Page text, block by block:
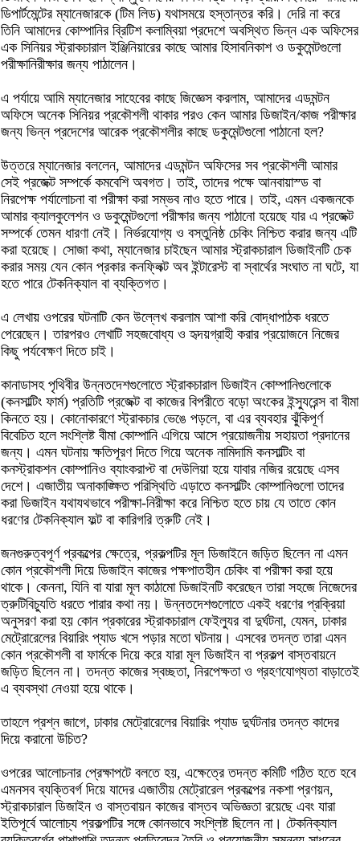
ডিপার্টমেন্টের ম্যানেজারকে (টিম লিড) যথাসময়ে হস্তান্তর করি। দেরি না করে
তিনি আমাদের কোম্পানির ব্রিটিশ কলাম্বিয়া প্রদেশে অবস্থিত ভিন্ন এক অফিসের
এক সিনিয়র স্ট্রাকচারাল ইঞ্জিনিয়ারের কাছে আমার হিসাবনিকাশ ও ডকুমেন্টগুলো
পরীক্ষানিরীক্ষার জন্য পাঠালেন।
এ পর্যায়ে আমি ম্যানেজার সাহেবের কাছে জিজ্ঞেস করলাম, আমাদের এডমন্টন
অফিসে অনেক সিনিয়র প্রকৌশলী থাকার পরও কেন আমার ডিজাইন/কাজ পরীক্ষার
জন্য ভিন্ন প্রদেশের আরেক প্রকৌশলীর কাছে ডকুমেন্টগুলো পাঠানো হল?
উত্তরে ম্যানেজার বললেন, আমাদের এডমন্টন অফিসের সব প্রকৌশলী আমার
সেই প্রজেক্ট সম্পর্কে কমবেশি অবগত। তাই, তাদের পক্ষে আনবায়াস্ড বা
নিরপেক্ষ পর্যালোচনা বা পরীক্ষা করা সম্ভব নাও হতে পারে। তাই, এমন একজনকে
আমার ক্যালকুলেশন ও ডকুমেন্টগুলো পরীক্ষার জন্য পাঠানো হয়েছে যার এ প্রজেক্ট
সম্পর্কে তেমন ধারণা নেই। নির্ভরযোগ্য ও বস্তুনিষ্ঠ চেকিং নিশ্চিত করার জন্য এটি
করা হয়েছে। সোজা কথা, ম্যানেজার চাইছেন আমার স্ট্রাকচারাল ডিজাইনটি চেক
করার সময় যেন কোন প্রকার কনফ্লিক্ট অব ইন্টারেস্ট বা স্বার্থের সংঘাত না ঘটে, যা
হতে পারে টেকনিক্যাল বা ব্যক্তিগত।
এ লেখায় ওপরের ঘটনাটি কেন উল্লেখ করলাম আশা করি বোদ্ধাপাঠক ধরতে
পেরেছেন। তারপরও লেখাটি সহজবোধ্য ও হৃদয়গ্রাহী করার প্রয়োজনে নিজের
কিছু পর্যবেক্ষণ দিতে চাই।
কানাডাসহ পৃথিবীর উন্নতদেশগুলোতে স্ট্রাকচারাল ডিজাইন কোম্পানিগুলোকে
(কনসাল্টিং ফার্ম) প্রতিটি প্রজেক্ট বা কাজের বিপরীতে বড়ো অংকের ইন্স্যুরেন্স বা বীমা
কিনতে হয়। কোনোকারণে স্ট্রাকচার ভেঙে পড়লে, বা এর ব্যবহার ঝুঁকিপূর্ণ
বিবেচিত হলে সংশ্লিষ্ট বীমা কোম্পানি এগিয়ে আসে প্রয়োজনীয় সহায়তা প্রদানের
জন্য। এমন ঘটনায় ক্ষতিপূরণ দিতে গিয়ে অনেক নামিদামি কনসাল্টিং বা
কনস্ট্রাকশন কোম্পানিও ব্যাংকরাপ্ট বা দেউলিয়া হয়ে যাবার নজির রয়েছে এসব
দেশে। এজাতীয় অনাকাঙ্ক্ষিত পরিস্থিতি এড়াতে কনসাল্টিং কোম্পানিগুলো তাদের
করা ডিজাইন যথাযথভাবে পরীক্ষা-নিরীক্ষা করে নিশ্চিত হতে চায় যে তাতে কোন
ধরণের টেকনিক্যাল ফল্ট বা কারিগরি ত্রুটি নেই।
জনগুরুত্বপূর্ণ প্রকল্পের ক্ষেত্রে, প্রকল্পটির মূল ডিজাইনে জড়িত ছিলেন না এমন
কোন প্রকৌশলী দিয়ে ডিজাইন কাজের পক্ষপাতহীন চেকিং বা পরীক্ষা করা হয়ে
থাকে। কেননা, যিনি বা যারা মূল কাঠামো ডিজাইনটি করেছেন তারা সহজে নিজেদের
ত্রুটিবিচ্যুতি ধরতে পারার কথা নয়। উন্নতদেশগুলোতে একই ধরণের প্রক্রিয়া
অনুসরণ করা হয় কোন প্রকারের স্ট্রাকচারাল ফেইল্যুর বা দুর্ঘটনা, যেমন, ঢাকার
মেট্রোরেলের বিয়ারিং প্যাড খসে পড়ার মতো ঘটনায়। এসবের তদন্ত তারা এমন
কোন প্রকৌশলী বা ফার্মকে দিয়ে করে যারা মূল ডিজাইন বা প্রকল্প বাস্তবায়নে
জড়িত ছিলেন না। তদন্ত কাজের স্বচ্ছতা, নিরপেক্ষতা ও গ্রহণযোগ্যতা বাড়াতেই
এ ব্যবস্থা নেওয়া হয়ে থাকে।
তাহলে প্রশ্ন জাগে, ঢাকার মেট্রোরেলের বিয়ারিং প্যাড দুর্ঘটনার তদন্ত কাদের
দিয়ে করানো উচিত?
ওপরের আলোচনার প্রেক্ষাপটে বলতে হয়, এক্ষেত্রে তদন্ত কমিটি গঠিত হতে হবে
এমনসব ব্যক্তিবর্গ দিয়ে যাদের এজাতীয় মেট্রোরেল প্রকল্পের নকশা প্রণয়ন,
স্ট্রাকচারাল ডিজাইন ও বাস্তবায়ন কাজের বাস্তব অভিজ্ঞতা রয়েছে এবং যারা
ইতিপূর্বে আলোচ্য প্রকল্পটির সঙ্গে কোনভাবে সংশ্লিষ্ট ছিলেন না। টেকনিক্যাল